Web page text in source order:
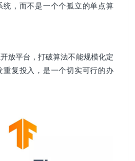
统，而不是一个个孤立的单点算
放平台，打破算法不能规模化定
重复投入，是一个切实可行的办